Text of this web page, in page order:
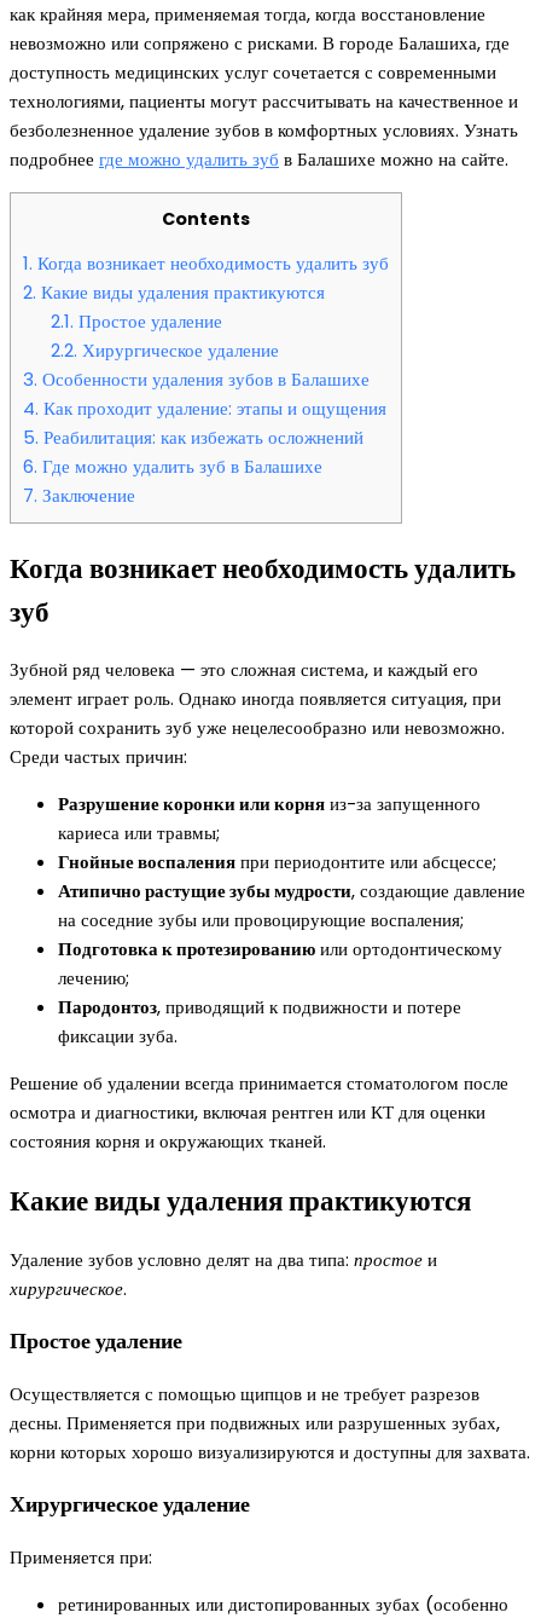
как крайняя мера, применяемая тогда, когда восстановление
невозможно или сопряжено с рисками. В городе Балашиха, где
доступность медицинских услуг сочетается с современными
технологиями, пациенты могут рассчитывать на качественное и
безболезненное удаление зубов в комфортных условиях. Узнать
подробнее где можно удалить зуб в Балашихе можно на сайте.
Contents
1. Когда возникает необходимость удалить зуб
2. Какие виды удаления практикуются
2.1. Простое удаление
2.2. Хирургическое удаление
3. Особенности удаления зубов в Балашихе
4. Как проходит удаление: этапы и ощущения
5. Реабилитация: как избежать осложнений
6. Где можно удалить зуб в Балашихе
7. Заключение
Когда возникает необходимость удалить
зуб
Зубной ряд человека — это сложная система, и каждый его
элемент играет роль. Однако иногда появляется ситуация, при
которой сохранить зуб уже нецелесообразно или невозможно.
Среди частых причин:
Разрушение коронки или корняиз-за запущенного
кариеса или травмы;
Гнойные воспаленияпри периодонтите или абсцессе;
Атипично растущие зубы мудрости, создающие давление
на соседние зубы или провоцирующие воспаления;
Подготовка к протезированиюили ортодонтическому
лечению;
Пародонтоз, приводящий к подвижности и потере
фиксации зуба.
Решение об удалении всегда принимается стоматологом после
осмотра и диагностики, включая рентген или КТ для оценки
состояния корня и окружающих тканей.
Какие виды удаления практикуются
Удаление зубов условно делят на два типа: простоеи
хирургическое.
Простое удаление
Осуществляется с помощью щипцов и не требует разрезов
десны. Применяется при подвижных или разрушенных зубах,
корни которых хорошо визуализируются и доступны для захвата.
Хирургическое удаление
Применяется при:
ретинированных или дистопированных зубах (особенно